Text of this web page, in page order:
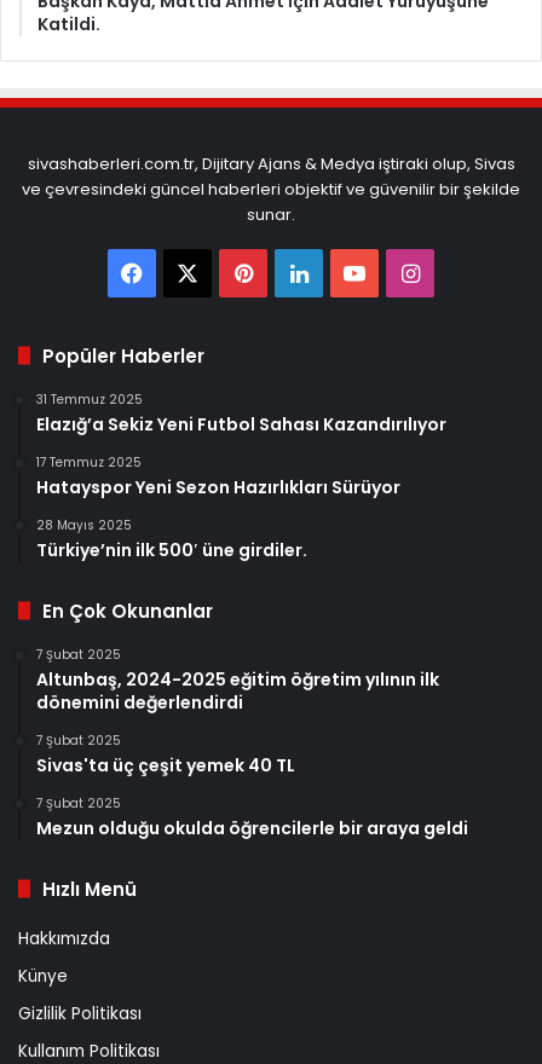
Katildi.
sivashaberleri.com.tr, Dijitary Ajans & Medya iştiraki olup, Sivas
ve çevresindeki güncel haberleri objektif ve güvenilir bir şekilde
sunar.
FacebookPinterest
LinkedInYouTubeInstagram
Popüler Haberler
31 Temmuz 2025
Elazığ’a Sekiz Yeni Futbol Sahası Kazandırılıyor
17 Temmuz 2025
Hatayspor Yeni Sezon Hazırlıkları Sürüyor
28 Mayıs 2025
Türkiye’nin ilk 500′ üne girdiler.
En Çok Okunanlar
7 Şubat 2025
Altunbaş, 2024-2025 eğitim öğretim yılının ilk
dönemini değerlendirdi
7 Şubat 2025
Sivas'ta üç çeşit yemek 40 TL
7 Şubat 2025
Mezun olduğu okulda öğrencilerle bir araya geldi
Hızlı Menü
Hakkımızda
Künye
Gizlilik Politikası
Kullanım Politikası